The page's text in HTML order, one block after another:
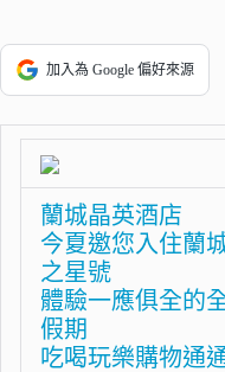
加入為 Google 偏好來源
蘭城晶英酒店
今夏邀您入住蘭
之星號
體驗一應俱全的
假期
吃喝玩樂購物通